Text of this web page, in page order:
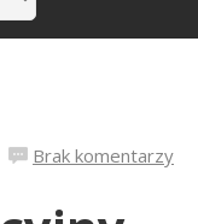
Brak komentarzy